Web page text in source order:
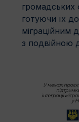
громадських
готуючи їх
міграційним
з подвійною